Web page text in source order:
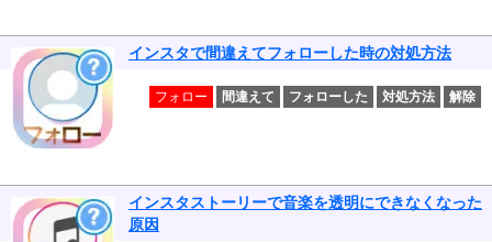
インスタで間違えてフォローした時の対処方法
フォロー 間違えて フォローした 対処方法 解除
インスタストーリーで音楽を透明にできなくなった
原因